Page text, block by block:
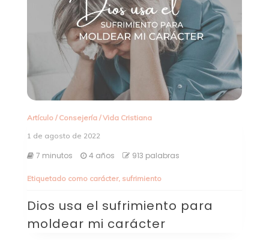
Artículo/ Consejería/Vida Cristiana
1 de agosto de 2022
7 minutos 4 años 913 palabras
Etiquetado como carácter, sufrimiento
Dios usa el sufrimiento para
moldear mi carácter